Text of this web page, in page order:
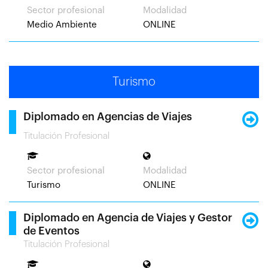
Sector profesional
Medio Ambiente
Modalidad
ONLINE
Turismo
Diplomado en Agencias de Viajes
Titulación Profesional
Sector profesional
Turismo
Modalidad
ONLINE
Diplomado en Agencia de Viajes y Gestor
de Eventos
Titulación Profesional